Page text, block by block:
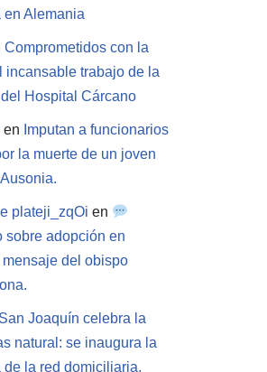
en Alemania
Comprometidos con la
incansable trabajo de la
Hospital Cárcano
en Imputan a funcionarios
la muerte de un joven
plateji_zqOi en
sobre adopción en
mensaje del obispo
San Joaquín celebra la
natural: se inaugura la
de la red domiciliaria.